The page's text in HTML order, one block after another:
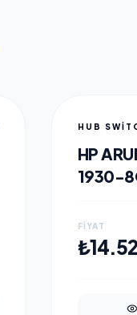
HUB
HP
1930-
FIYAT